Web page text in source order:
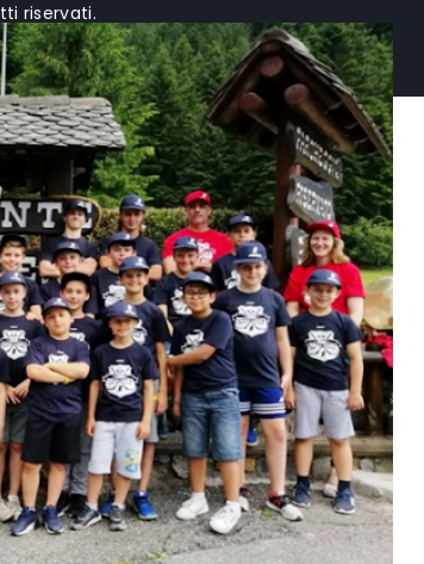
riservati.